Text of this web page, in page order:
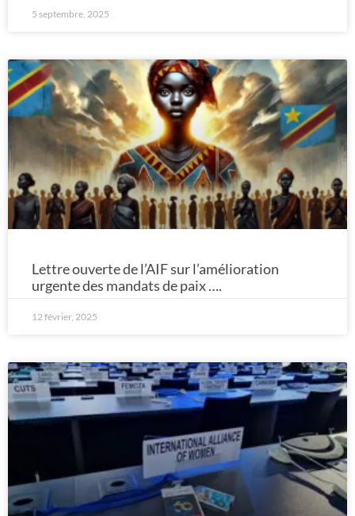
5 septembre, 2025
Lettre ouverte de l’AIF sur l’amélioration
urgente des mandats de paix ….
12 février, 2025